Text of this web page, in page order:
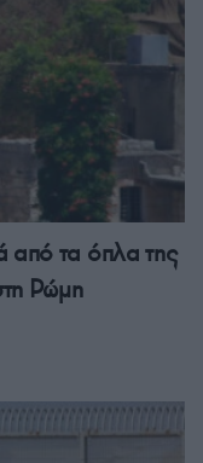
από τα όπλα της
Ρώμη